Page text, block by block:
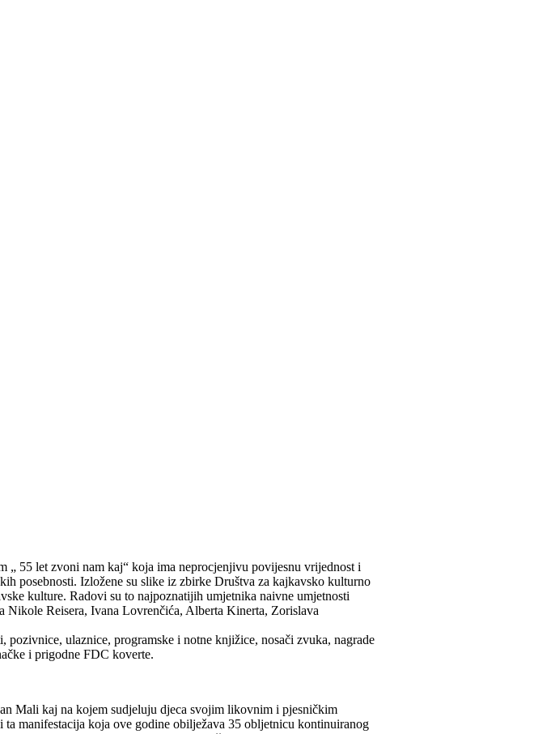
„ 55 let zvoni nam kaj“ koja ima neprocjenjivu povijesnu vrijednost i
posebnosti. Izložene su slike iz zbirke Društva za kajkavsko kulturno
kulture. Radovi su to najpoznatijih umjetnika naivne umjetnosti
Nikole Reisera, Ivana Lovrenčića, Alberta Kinerta, Zorislava
ulaznice, programske i notne knjižice, nosači zvuka, nagrade
i prigodne FDC koverte.
Mali kaj na kojem sudjeluju djeca svojim likovnim i pjesničkim
manifestacija koja ove godine obilježava 35 obljetnicu kontinuiranog